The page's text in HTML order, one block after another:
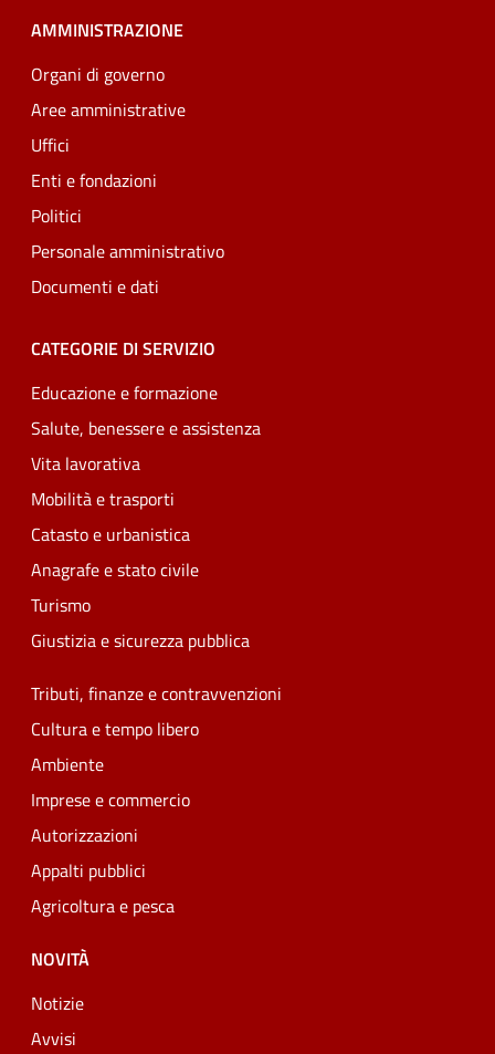
AMMINISTRAZIONE
Organi di governo
Aree amministrative
Uffici
Enti e fondazioni
Politici
Personale amministrativo
Documenti e dati
CATEGORIE DI SERVIZIO
Educazione e formazione
Salute, benessere e assistenza
Vita lavorativa
Mobilità e trasporti
Catasto e urbanistica
Anagrafe e stato civile
Turismo
Giustizia e sicurezza pubblica
Tributi, finanze e contravvenzioni
Cultura e tempo libero
Ambiente
Imprese e commercio
Autorizzazioni
Appalti pubblici
Agricoltura e pesca
NOVITÀ
Notizie
Avvisi